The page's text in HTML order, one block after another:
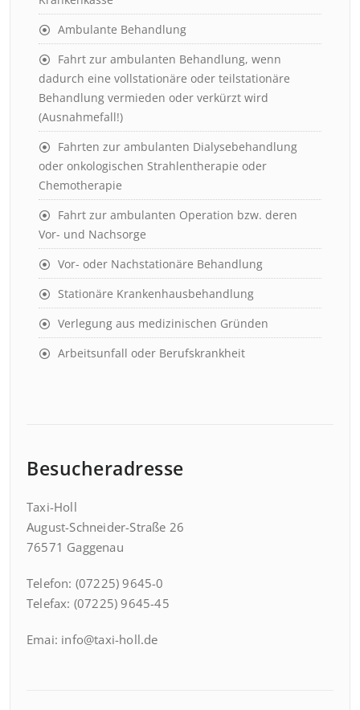
Ambulante Behandlung
Fahrt zur ambulanten Behandlung, wenn
dadurch eine vollstationäre oder teilstationäre
Behandlung vermieden oder verkürzt wird
(Ausnahmefall!)
Fahrten zur ambulanten Dialysebehandlung
oder onkologischen Strahlentherapie oder
Chemotherapie
Fahrt zur ambulanten Operation bzw. deren
Vor- und Nachsorge
Vor- oder Nachstationäre Behandlung
Stationäre Krankenhausbehandlung
Verlegung aus medizinischen Gründen
Arbeitsunfall oder Berufskrankheit
Besucheradresse
Taxi-Holl
August-Schneider-Straße 26
76571 Gaggenau
Telefon: (07225) 9645-0
Telefax: (07225) 9645-45
Emai: info@taxi-holl.de